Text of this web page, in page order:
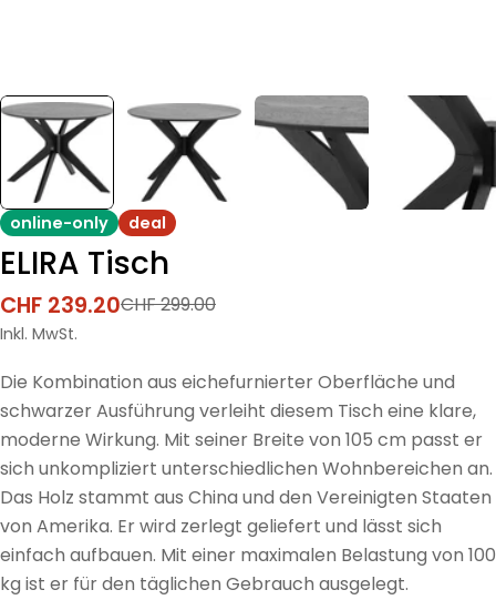
online-only deal
ELIRA Tisch
Verkaufspreis
CHF 239.20
Regulärer
Preis
CHF 299.00
Inkl. MwSt.
Die Kombination aus eichefurnierter Oberfläche und
schwarzer Ausführung verleiht diesem Tisch eine klare,
moderne Wirkung. Mit seiner Breite von 105 cm passt er
sich unkompliziert unterschiedlichen Wohnbereichen an.
Das Holz stammt aus China und den Vereinigten Staaten
von Amerika. Er wird zerlegt geliefert und lässt sich
einfach aufbauen. Mit einer maximalen Belastung von 100
kg ist er für den täglichen Gebrauch ausgelegt.